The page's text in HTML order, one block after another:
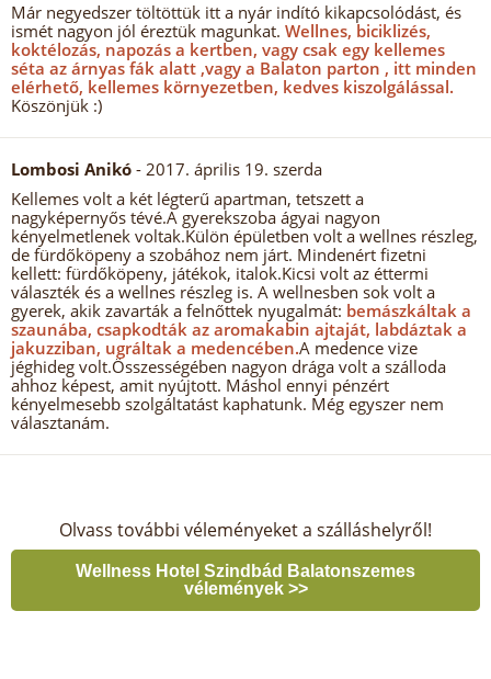
Már negyedszer töltöttük itt a nyár indító kikapcsolódást, és
ismét nagyon jól éreztük magunkat. Wellnes, biciklizés,
koktélozás, napozás a kertben, vagy csak egy kellemes
séta az árnyas fák alatt ,vagy a Balaton parton , itt minden
elérhető, kellemes környezetben, kedves kiszolgálással.
Köszönjük :)
Lombosi Anikó - 2017. április 19. szerda
Kellemes volt a két légterű apartman, tetszett a
nagyképernyős tévé.A gyerekszoba ágyai nagyon
kényelmetlenek voltak.Külön épületben volt a wellnes részleg,
de fürdőköpeny a szobához nem járt. Mindenért fizetni
kellett: fürdőköpeny, játékok, italok.Kicsi volt az éttermi
választék és a wellnes részleg is. A wellnesben sok volt a
gyerek, akik zavarták a felnőttek nyugalmát: bemászkáltak a
szaunába, csapkodták az aromakabin ajtaját, labdáztak a
jakuzziban, ugráltak a medencében.A medence vize
jéghideg volt.Összességében nagyon drága volt a szálloda
ahhoz képest, amit nyújtott. Máshol ennyi pénzért
kényelmesebb szolgáltatást kaphatunk. Még egyszer nem
választanám.
Olvass további véleményeket a szálláshelyről!
Wellness Hotel Szindbád Balatonszemes
vélemények >>